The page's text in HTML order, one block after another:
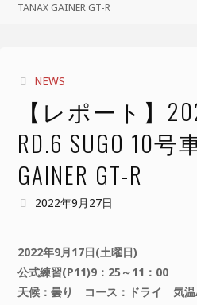
ー
TANAX GAINER GT-R
NEWS
【レポート】
RD.6 SUGO 10号
GAINER GT-R
2022年9月27日
2022年9月17日(土曜日)
公式練習(P11)9：25～11：00
天候：曇り コース：ドライ 気温